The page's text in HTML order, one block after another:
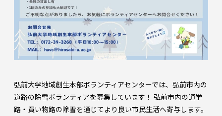
弘前大学地域創生本部ボランティアセンターでは、弘前市内の
道路の除雪ボランティアを募集しています！ 弘前市内の通学
路・買い物路の除雪を通じてより良い市民生活へ寄与します。